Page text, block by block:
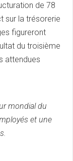
de 78
sur la trésorerie
figureront
du troisième
attendues
mondial du
et une